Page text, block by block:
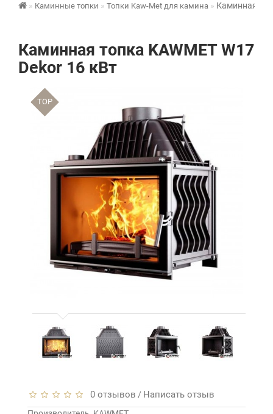
Каминные топки Топки Kaw-Met для камина Каминная
Каминная топка KAWMET W17
Dekor 16 кВт
TOP
0 отзывов / Написать отзыв